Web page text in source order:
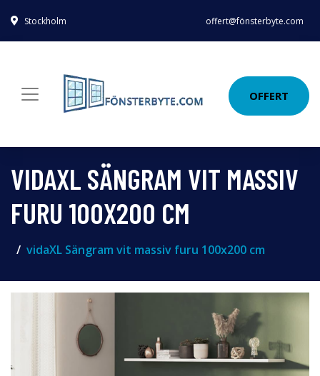
Stockholm offert@fönsterbyte.com
OFFERT
VIDAXL SÄNGRAM VIT MASSIV
FURU 100X200 CM
vidaXL Sängram vit massiv furu 100x200 cm